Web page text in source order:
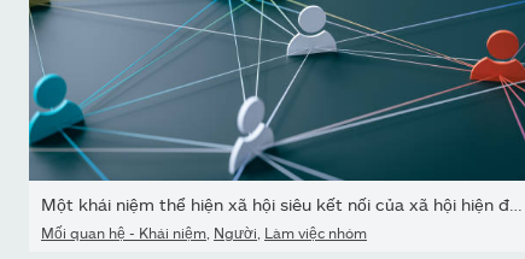
Mối quan hệ - Khái niệm Người Làm việc nhóm